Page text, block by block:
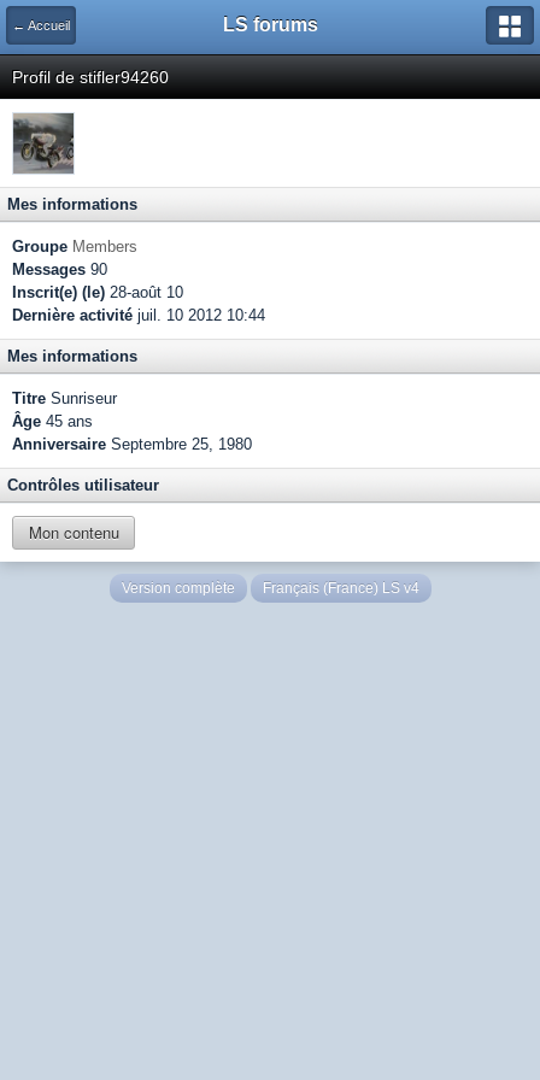
← Accueil LS forums
Profil de stifler94260
Mes informations
Groupe Members
Messages 90
Inscrit(e) (le) 28-août 10
Dernière activité juil. 10 2012 10:44
Mes informations
Titre Sunriseur
Âge 45 ans
Anniversaire Septembre 25, 1980
Contrôles utilisateur
Mon contenu
Version complète Français (France) LS v4